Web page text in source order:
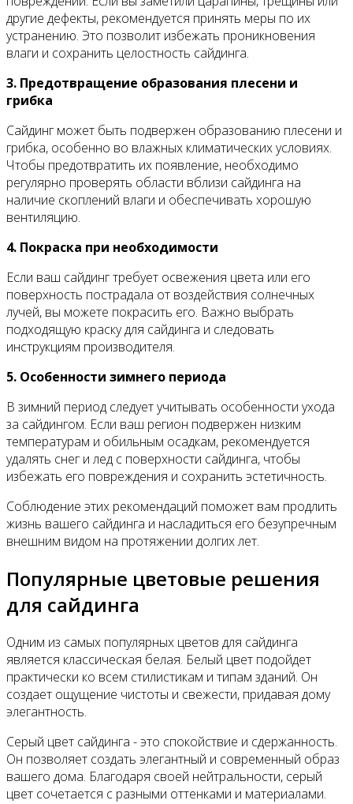
другие дефекты, рекомендуется принять меры по их
устранению. Это позволит избежать проникновения
влаги и сохранить целостность сайдинга.
3. Предотвращение образования плесени и
грибка
Сайдинг может быть подвержен образованию плесени и
грибка, особенно во влажных климатических условиях.
Чтобы предотвратить их появление, необходимо
регулярно проверять области вблизи сайдинга на
наличие скоплений влаги и обеспечивать хорошую
вентиляцию.
4. Покраска при необходимости
Если ваш сайдинг требует освежения цвета или его
поверхность пострадала от воздействия солнечных
лучей, вы можете покрасить его. Важно выбрать
подходящую краску для сайдинга и следовать
инструкциям производителя.
5. Особенности зимнего периода
В зимний период следует учитывать особенности ухода
за сайдингом. Если ваш регион подвержен низким
температурам и обильным осадкам, рекомендуется
удалять снег и лед с поверхности сайдинга, чтобы
избежать его повреждения и сохранить эстетичность.
Соблюдение этих рекомендаций поможет вам продлить
жизнь вашего сайдинга и насладиться его безупречным
внешним видом на протяжении долгих лет.
Популярные цветовые решения
для сайдинга
Одним из самых популярных цветов для сайдинга
является классическая белая. Белый цвет подойдет
практически ко всем стилистикам и типам зданий. Он
создает ощущение чистоты и свежести, придавая дому
элегантность.
Серый цвет сайдинга - это спокойствие и сдержанность.
Он позволяет создать элегантный и современный образ
вашего дома. Благодаря своей нейтральности, серый
цвет сочетается с разными оттенками и материалами.